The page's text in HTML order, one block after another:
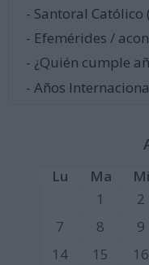
- Santoral Católico
- Efemérides /
- ¿Quién cumple
- Años
Lu Ma Mi
1
2
7
8 9
14
15 16